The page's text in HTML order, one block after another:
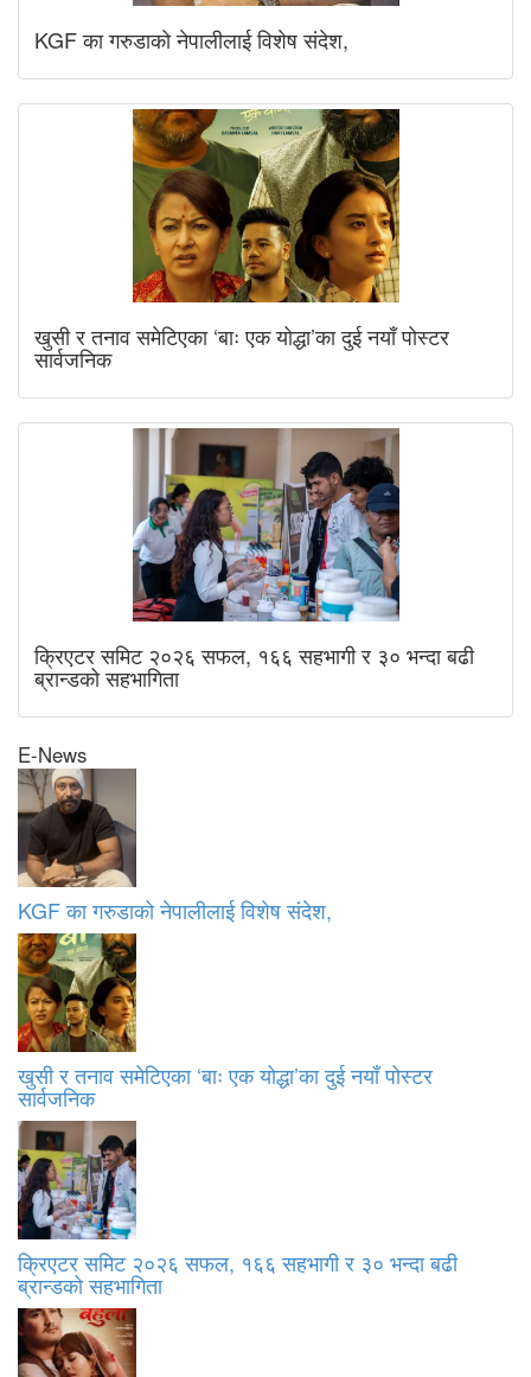
KGF का गरुडाको नेपालीलाई विशेष संदेश,
खुसी र तनाव समेटिएका ‘बाः एक योद्धा’का दुई नयाँ पोस्टर
सार्वजनिक
क्रिएटर समिट २०२६ सफल, १६६ सहभागी र ३० भन्दा बढी
ब्रान्डको सहभागिता
E-News
KGF का गरुडाको नेपालीलाई विशेष संदेश,
खुसी र तनाव समेटिएका ‘बाः एक योद्धा’का दुई नयाँ पोस्टर
सार्वजनिक
क्रिएटर समिट २०२६ सफल, १६६ सहभागी र ३० भन्दा बढी
ब्रान्डको सहभागिता